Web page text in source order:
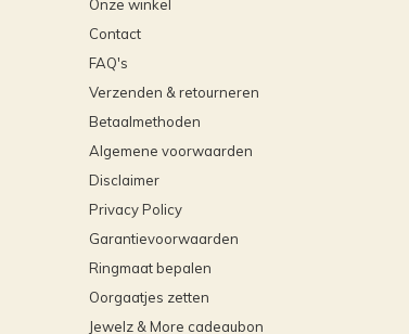
Onze winkel
Contact
FAQ's
Verzenden & retourneren
Betaalmethoden
Algemene voorwaarden
Disclaimer
Privacy Policy
Garantievoorwaarden
Ringmaat bepalen
Oorgaatjes zetten
Jewelz & More cadeaubon